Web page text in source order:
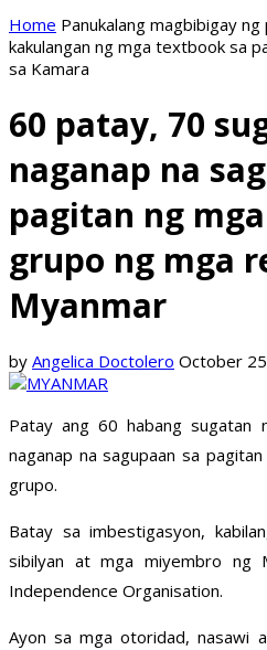
Home Panukalang magbibigay
kakulangan ng mga textbook sa
sa Kamara
60 patay, 70
naganap na
pagitan ng
grupo ng mga
Myanmar
by Angelica Doctolero October
Patay ang 60 habang sugatan
naganap na sagupaan sa
grupo.
Batay sa imbestigasyon,
sibilyan at mga miyembro ng
Independence Organisation.
Ayon sa mga otoridad, nasawi